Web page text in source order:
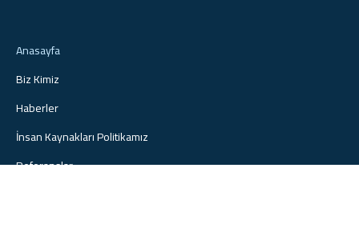
Anasayfa
Biz Kimiz
Haberler
İnsan Kaynakları Politikamız
Referanslar